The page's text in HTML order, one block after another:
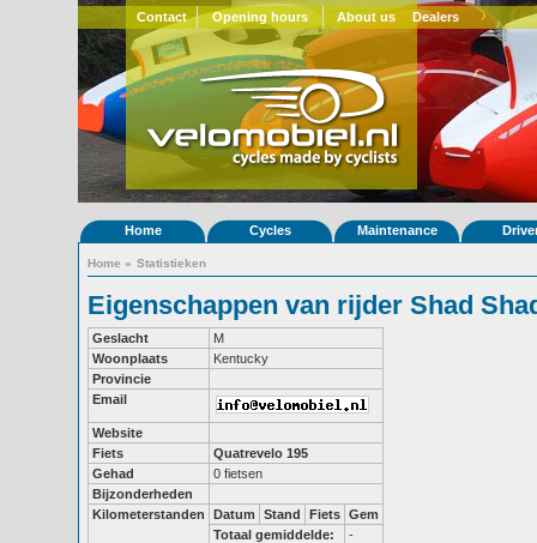
Contact Opening hours About us Dealers
Home Cycles Maintenance
Home » Statistieken
Eigenschappen van rijder Shad
Geslacht
M
Woonplaats
Kentucky
Provincie
Email
Website
Fiets
Quatrevelo 195
Gehad
0 fietsen
Bijzonderheden
Kilometerstanden
Datum Stand Fiets Gem
Totaal gemiddelde:
-